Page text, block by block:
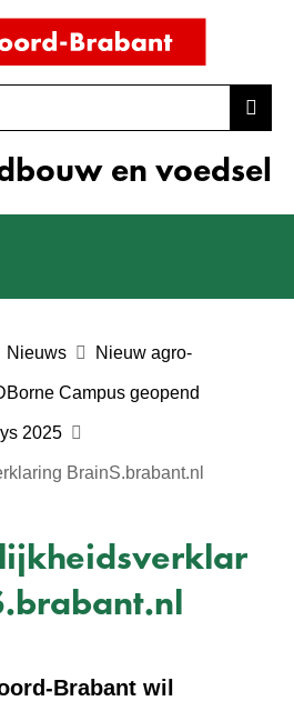
Ga
de
inhoud
en voedsel
Nieuws Nieuw agro-
Campus geopend
2025
BrainS.brabant.nl
Brabant wil